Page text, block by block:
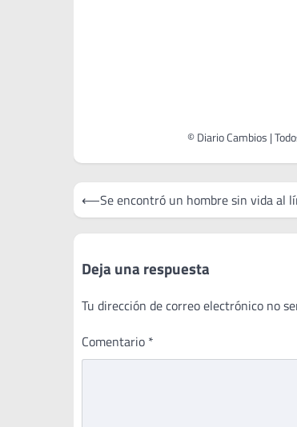
Navegación
de
entradas
⟵Se encontró un hombre sin vida al
Deja una respuesta
Tu dirección de correo electrónico no
Comentario *